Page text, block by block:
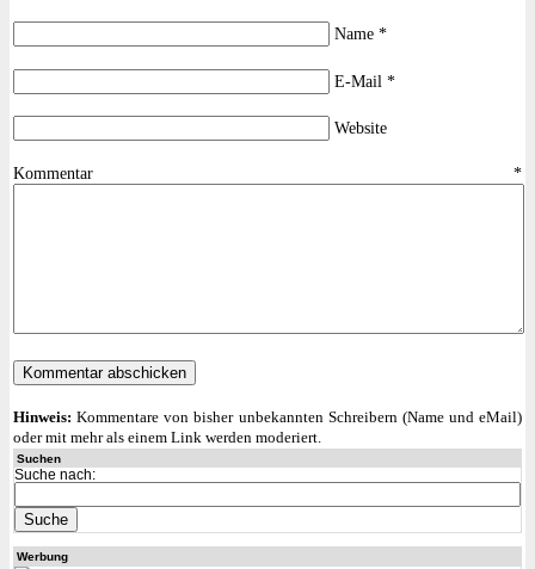
Name *
E-Mail *
Website
Kommentar*
Hinweis: Kommentare von bisher unbekannten Schreibern (Name und eMail)
oder mit mehr als einem Link werden moderiert.
Suchen
Suche nach:
Werbung